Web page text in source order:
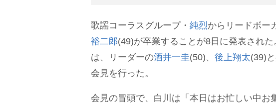
歌謡コーラスグループ・ 純烈からリードボー
裕二郎(49)が卒業することが8日に発表された
は、リーダーの酒井一圭(50)、 後上翔太(39)
会見を行った。
会見の冒頭で、白川は「本日はお忙しい中お